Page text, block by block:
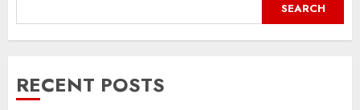
SEARCH
RECENT POSTS